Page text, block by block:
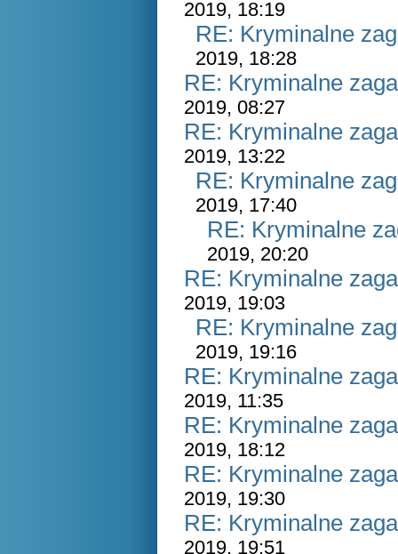
2019, 18:19
RE: Kryminalne
2019, 18:28
RE: Kryminalne
2019, 08:27
RE: Kryminalne
2019, 13:22
RE: Kryminalne
2019, 17:40
RE: Kryminalne
2019, 20:20
RE: Kryminalne
2019, 19:03
RE: Kryminalne
2019, 19:16
RE: Kryminalne
2019, 11:35
RE: Kryminalne
2019, 18:12
RE: Kryminalne
2019, 19:30
RE: Kryminalne
2019, 19:51